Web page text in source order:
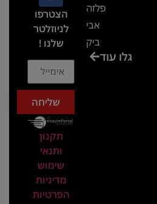
פלזה תל
אביב-
ביקור
בכנס
המסחרי
גלו עוד
הצטרפו
לניוזלטר
שלנו !
שליחה
תקנון
ותנאי
שימוש
מדיניות
הפרטיות